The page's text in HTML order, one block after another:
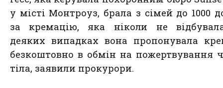
у місті Монтроуз, брала з сімей до 1000
за кремацію, яка ніколи не
деяких випадках вона пропонувала
безкоштовно в обмін на пожертвування
тіла, заявили прокурори.